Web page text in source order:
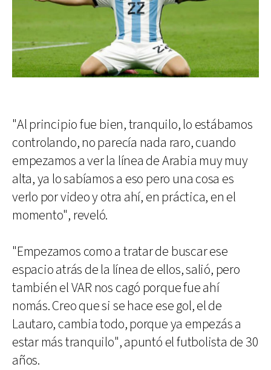
"Al principio fue bien, tranquilo, lo estábamos
controlando, no parecía nada raro, cuando
empezamos a ver la línea de Arabia muy muy
alta, ya lo sabíamos a eso pero una cosa es
verlo por video y otra ahí, en práctica, en el
momento", reveló.
"Empezamos como a tratar de buscar ese
espacio atrás de la línea de ellos, salió, pero
también el VAR nos cagó porque fue ahí
nomás. Creo que si se hace ese gol, el de
Lautaro, cambia todo, porque ya empezás a
estar más tranquilo", apuntó el futbolista de 30
años.